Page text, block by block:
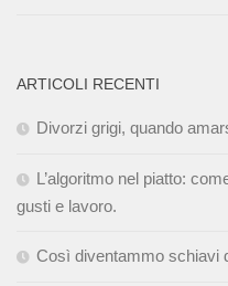
ARTICOLI RECENTI
Divorzi grigi, quando
L’algoritmo nel piatto:
gusti e lavoro.
Così diventammo schiavi